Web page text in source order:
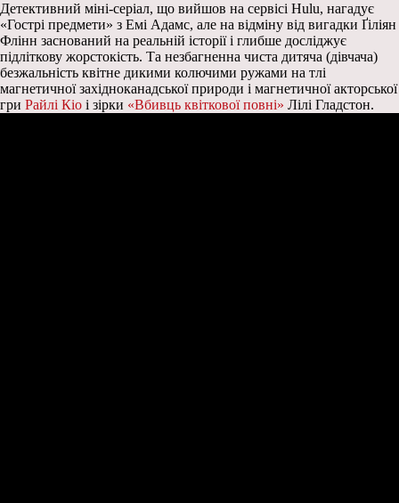
Детективний міні-серіал, що вийшов на сервісі Hulu, нагадує
«Гострі предмети» з Емі Адамс, але на відміну від вигадки Ґіліян
Флінн заснований на реальній історії і глибше досліджує
підліткову жорстокість. Та незбагненна чиста дитяча (дівчача)
безжальність квітне дикими колючими ружами на тлі
магнетичної західноканадської природи і магнетичної акторської
гри Райлі Кіо і зірки «Вбивць квіткової повні» Лілі Гладстон.